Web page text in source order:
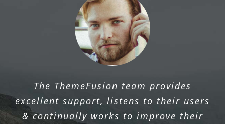
The ThemeFusion team provides
excellent support, listens to their users
& continually works to improve their